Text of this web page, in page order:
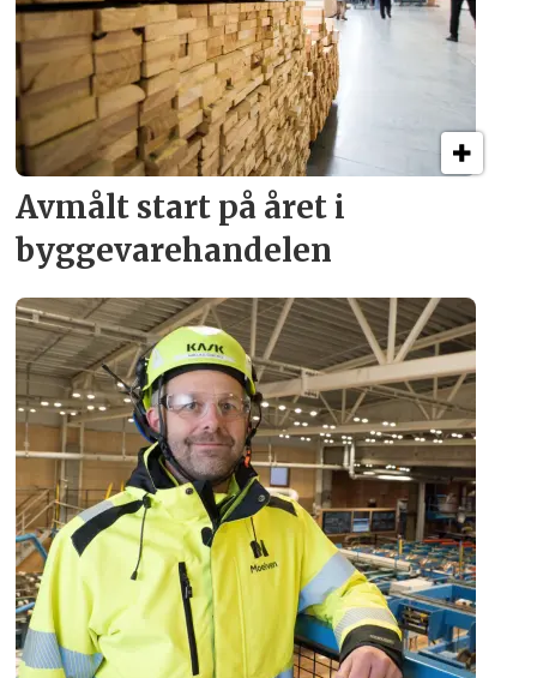
Avmålt start på året i
byggevare­handelen